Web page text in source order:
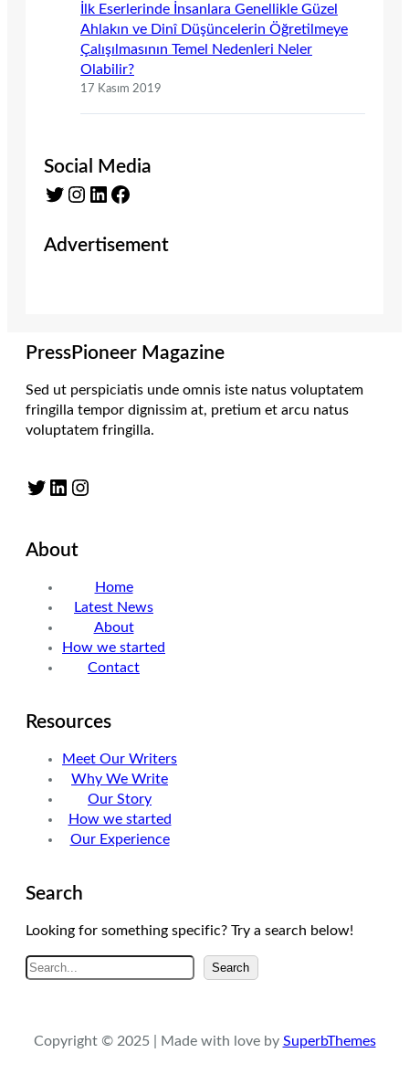
İlk Eserlerinde İnsanlara Genellikle Güzel
Ahlakın ve Dinî Düşüncelerin Öğretilmeye
Çalışılmasının Temel Nedenleri Neler
Olabilir?
17 Kasım 2019
Social Media
Twitter Instagram LinkedIn Facebook
Advertisement
PressPioneer Magazine
Sed ut perspiciatis unde omnis iste natus voluptatem
fringilla tempor dignissim at, pretium et arcu natus
voluptatem fringilla.
Twitter LinkedIn Instagram
About
Home
Latest News
About
How we started
Contact
Resources
Meet Our Writers
Why We Write
Our Story
How we started
Our Experience
Search
Looking for something specific? Try a search below!
A
r
Search
Copyright © 2025 | Made with love by SuperbThemes